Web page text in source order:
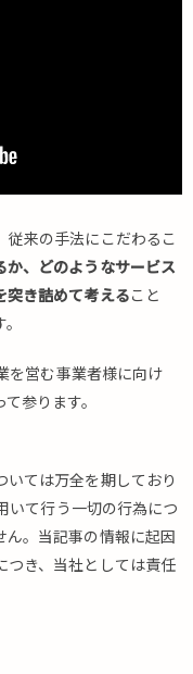
従来の手法にこだわるこ
か、どのようなサービス
突き詰めて考えること
を営む事業者様に向け
参ります。
いては万全を期しており
いて行う一切の行為につ
ん。当記事の情報に起因
つき、当社としては責任